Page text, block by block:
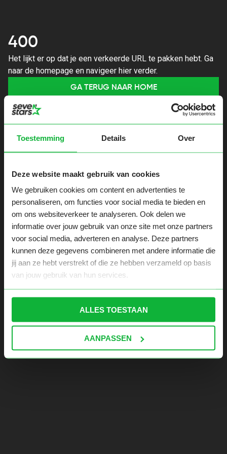
Toestemming Details Over
Deze website maakt gebruik van cookies
We gebruiken cookies om content en advertenties te
personaliseren, om functies voor social media te bieden en
om ons websiteverkeer te analyseren. Ook delen we
informatie over jouw gebruik van onze site met onze partners
voor social media, adverteren en analyse. Deze partners
kunnen deze gegevens combineren met andere informatie die
jij aan ze hebt verstrekt of die ze hebben verzameld op basis
van jouw gebruik van hun services.
ALLES TOESTAAN
AANPASSEN
400
Het lijkt er op dat je een verkeerde URL te pakken hebt. Ga
naar de homepage en navigeer hier verder.
GA TERUG NAAR HOME